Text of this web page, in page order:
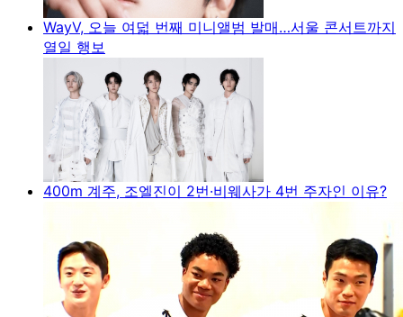
WayV, 오늘 여덟 번째 미니앨범 발매…서울 콘서트까지
열일 행보
400m 계주, 조엘진이 2번·비웨사가 4번 주자인 이유?